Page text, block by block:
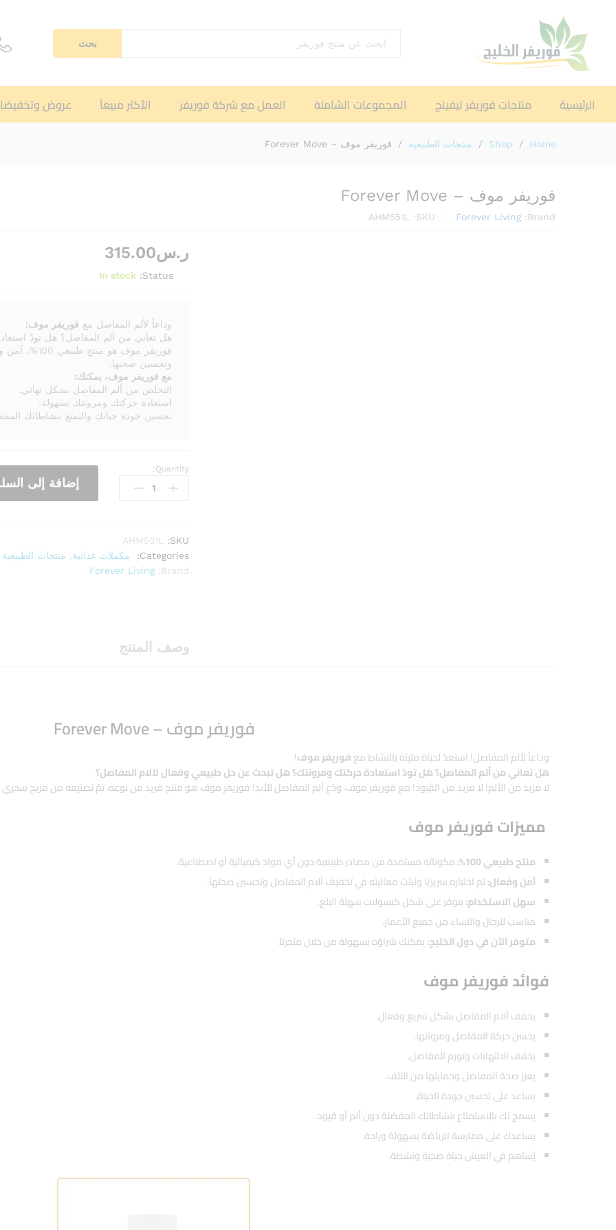
اختر القسم بحث
الرئيسية منتجات فوريفر ليفينج المجموعات الشاملة العمل مع شركة فوريفر الأكثر مبيعاً عروض
Home
/
Shop
/ منتجات الطبيعية / فوريفر موف – Forever Move
فوريفر موف – Forever Move
Brand:
Forever Living
SKU:
AHM551L
ر.س315.00
Status:
In stock
وداعاً لألم المفاصل مع فوريفر موف!
هل تعاني من ألم المفاصل؟ هل تودّ
فوريفر موف
وتحسين صحتها.
مع فوريفر موف، يمكنك:
التخلص من ألم المفاصل بشكل نهائي.
استعادة حركتك ومرونتك بسهولة.
تحسين جودة حياتك والتمتع بنشاطاتك
Quantity:
إضافة إلى
SKU:
AHM551L
Categories:
مكملات غذائية
منتجات الطبيعية
Brand:
Forever Living
وصف المنتج
فوريفر موف – Forever Move
وداعاً لألم المفاصل! استعدّ لحياة مليئة بالنشاط معفوريفر موف!
هل تعاني من ألم المفاصل؟هل تودّ استعادة حركتك ومرونتك؟هل تبحث عن حل طبيعي وفعال لآلام المفاصل؟
لا مزيد من الألم! لا مزيد من القيود! مع فوريفر موف، ودّع ألم المفاصل للأبد! فوريفر موف هو منتج فريد من نوعه، تمّ تصنيعه من مزيج
مميزات فوريفر موف
منتج طبيعي 100%:
مكوناته مستمدة من مصادر طبيعية دون أي مواد كيميائية أو اصطناعية.
آمن وفعال:تم اختباره سريريًا وثبتت فعاليته في تخفيف آلام المفاصل وتحسين صحتها.
سهل الاستخدام:يتوفر على شكل كبسولات سهلة البلع.
مناسب للرجال والنساء من جميع الأعمار.
متوفر الآن في دول الخليج:يمكنك شراؤه بسهولة من خلال متجرنا.
فوائد فوريفر موف
يخفف آلام المفاصل بشكل سريع وفعال.
يحسن حركة المفاصل ومرونتها.
يخفف الالتهابات وتورم المفاصل.
يعزز صحة المفاصل وحمايتها من التلف.
يساعد على تحسين جودة الحياة.
يسمح لك بالاستمتاع بنشاطاتك المفضلة دون ألم أو قيود.
يساعدك على ممارسة الرياضة بسهولة وراحة.
يُساهم في العيش حياة صحية ونشطة.